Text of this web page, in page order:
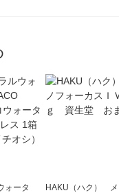
ォータ
HAKU（ハク） メ